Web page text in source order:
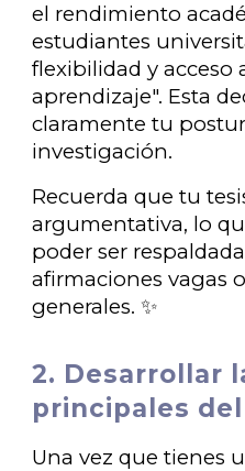
el rendimiento
estudiantes
flexibilidad y acceso
aprendizaje". Esta
claramente tu
investigación.
Recuerda que tu
argumentativa, lo
poder ser
afirmaciones vagas
generales. ✨
2. Desarrollar
principales
Una vez que tienes